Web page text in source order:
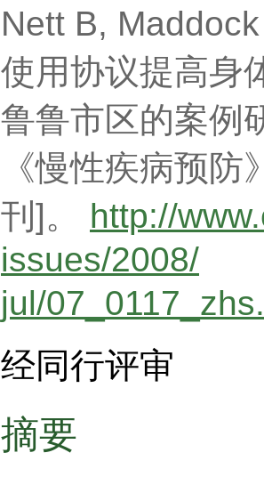
Nett B,
使用协议提高身
鲁鲁市区的案例
《慢性疾病预
刊]。 http://
issues/2008/
jul/
经同行评审
摘要